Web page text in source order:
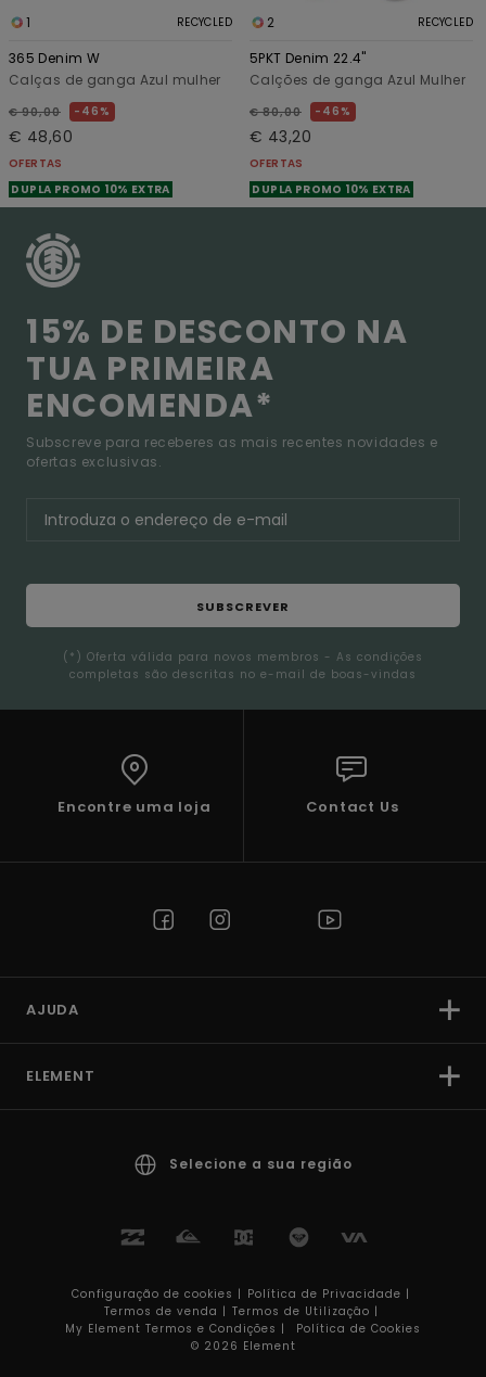
1 RECYCLED
365 Denim W
Calças de ganga Azul mulher
€ 90,00 46%
€ 48,60
OFERTAS
DUPLA PROMO 10% EXTRA
2 RECYCLED
5PKT Denim 22.4"
Calções de ganga Azul Mulher
€ 80,00 46%
€ 43,20
OFERTAS
DUPLA PROMO 10% EXTRA
15% DE DESCONTO NA
TUA PRIMEIRA
ENCOMENDA*
Subscreve para receberes as mais recentes novidades e
ofertas exclusivas.
SUBSCREVER
(*) Oferta válida para novos membros - As condições
completas são descritas no e-mail de boas-vindas
Encontre uma loja Contact Us
AJUDA
ELEMENT
Selecione a sua região
Configuração de cookies | Política de Privacidade |
Termos de venda | Termos de Utilizaçâo |
My Element Termos e Condições |
Política de Cookies
© 2026 Element